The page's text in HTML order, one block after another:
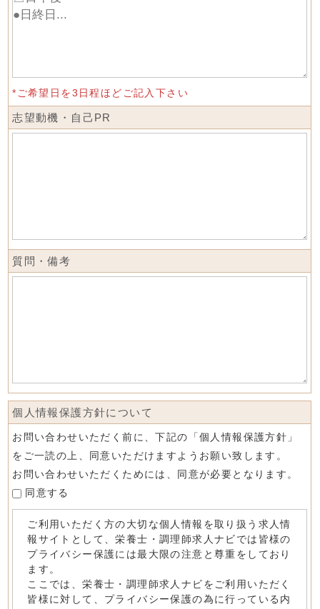
*ご希望日を3日程ほどご記入下さい
志望動機・自己PR
質問・備考
個人情報保護方針について
お問い合わせいただく前に、下記の「個人情報保護方針」
をご一読の上、同意いただけますようお願い致します。
お問い合わせいただくためには、同意が必要となります。
同意する